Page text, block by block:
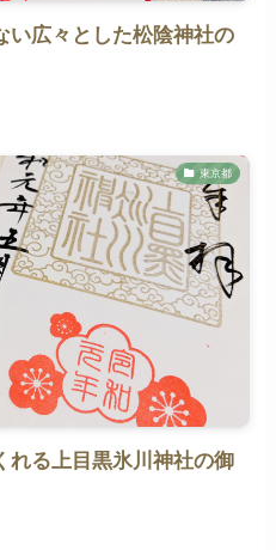
い広々とした松陰神社の
東京都
れる上目黒氷川神社の御